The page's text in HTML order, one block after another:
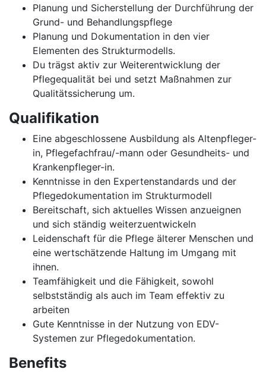
Planung und Sicherstellung der Durchführung der
Grund- und Behandlungspflege
Planung und Dokumentation in den vier
Elementen des Strukturmodells.
Du trägst aktiv zur Weiterentwicklung der
Pflegequalität bei und setzt Maßnahmen zur
Qualitätssicherung um.
Qualifikation
Eine abgeschlossene Ausbildung als Altenpfleger-
in, Pflegefachfrau/-mann oder Gesundheits- und
Krankenpfleger-in.
Kenntnisse in den Expertenstandards und der
Pflegedokumentation im Strukturmodell
Bereitschaft, sich aktuelles Wissen anzueignen
und sich ständig weiterzuentwickeln
Leidenschaft für die Pflege älterer Menschen und
eine wertschätzende Haltung im Umgang mit
ihnen.
Teamfähigkeit und die Fähigkeit, sowohl
selbstständig als auch im Team effektiv zu
arbeiten
Gute Kenntnisse in der Nutzung von EDV-
Systemen zur Pflegedokumentation.
Benefits